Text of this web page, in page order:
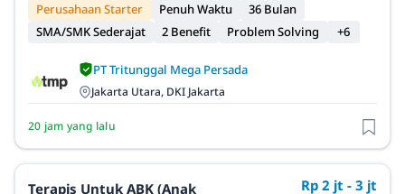
Perusahaan Starter Penuh Waktu
36 Bulan
SMA/SMK Sederajat
2 Benefit Problem Solving +6
PT Tritunggal Mega Persada
Jakarta Utara, DKI Jakarta
20 jam yang lalu
Terapis Untuk ABK (Anak Rp 2 jt - 3 jt